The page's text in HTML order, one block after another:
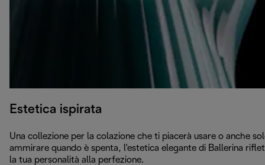
Estetica ispirata
Una collezione per la colazione che ti piacerà usare o anche
ammirare quando è spenta, l'estetica elegante di Ballerina
la tua personalità alla perfezione.